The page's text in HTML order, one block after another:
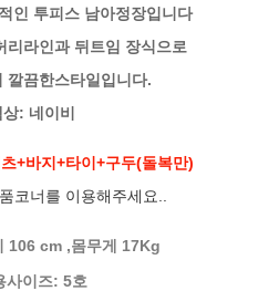
인 투피스 남아정장입니다
리라인과 뒤트임 장식으로
깔끔한스타일입니다.
: 네이비
+바지+타이+구두(돌복만)
코너를 이용해주세요..
106 cm ,몸무게 17Kg
사이즈: 5호